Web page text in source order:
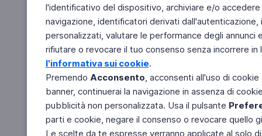
l'identificativo del dispositivo, archiviare e/o
navigazione, identificatori derivati
personalizzati, valutare le performance degli
rifiutare o revocare il tuo consenso senza incorrere
l'informativa sui cookie.
Premendo Acconsento, acconsenti all'uso di
banner, continuerai la navigazione in assenza di
pubblicità non personalizzata. Usa il pulsante
parti e cookie, negare il consenso o revocare quello
Le scelte da te espresse verranno applicate al solo